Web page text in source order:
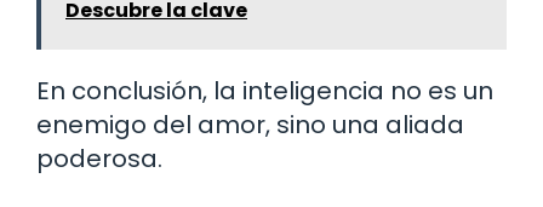
Descubre la clave
En conclusión, la inteligencia no es un
enemigo del amor, sino una aliada
poderosa.